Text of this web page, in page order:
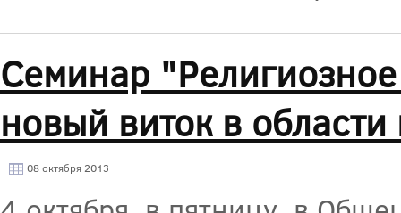
Семинар
новый виток в
08 октября 2013